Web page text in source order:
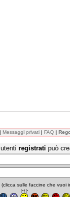
| Messaggi privati | FAQ |
registrati può
(clicca sulle faccine che vuoi